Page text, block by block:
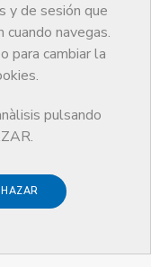
y de sesión que
cuando navegas.
para cambiar la
pulsando